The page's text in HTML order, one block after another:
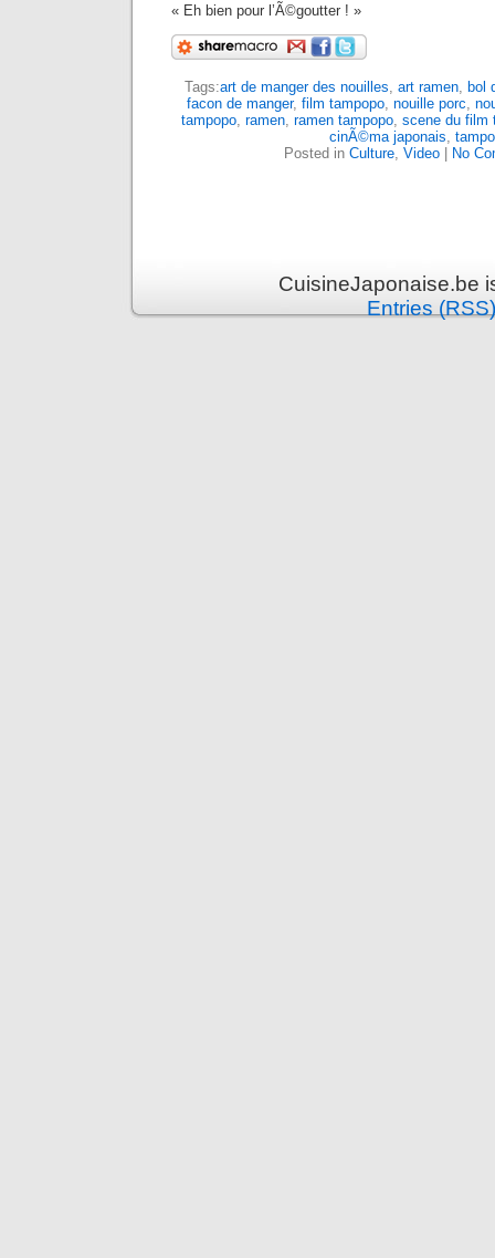
« Eh bien pour l’Ã©goutter ! »
Tags:art de manger des nouilles, art ramen, bol
facon de manger, film tampopo, nouille porc,
tampopo, ramen, ramen tampopo, scene du film
cinÃ©ma japonais,
Posted in Culture, Video No
CuisineJaponaise.be
Entries (RSS)